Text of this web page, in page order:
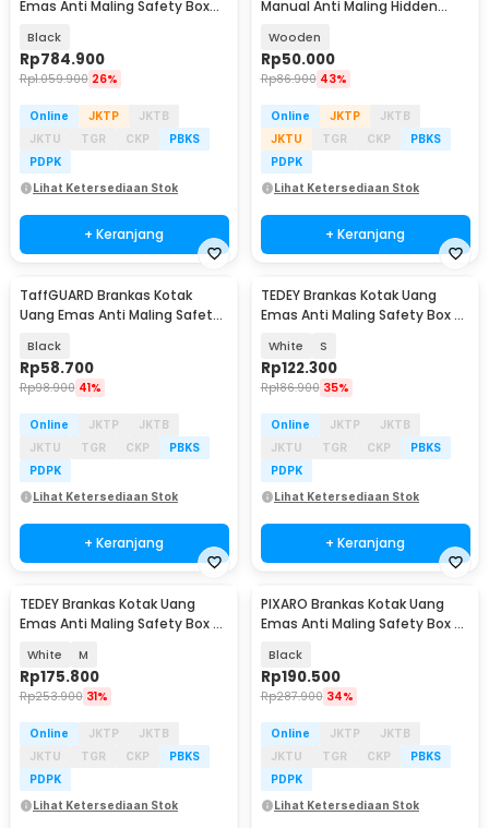
Emas Anti Maling Safety Box
Black
Rp784.900
Rp1.059.900 26%
Online JKTP
JKTB
JKTU
TGR CKP
PBKS
PDPK
Lihat Ketersediaan Stok
+ Keranjang
Manual Anti Maling Hidden
Wooden
Rp50.000
Rp86.900 43%
Online JKTP
JKTB
JKTU
TGR CKP
PBKS
PDPK
Lihat Ketersediaan Stok
+ Keranjang
TaffGUARD Brankas Kotak
Uang Emas Anti Maling Safety
Black
Rp58.700
Rp98.900 41%
Online JKTP
JKTB
JKTU
TGR CKP
PBKS
PDPK
Lihat Ketersediaan Stok
+ Keranjang
TEDEY Brankas Kotak Uang
Emas Anti Maling Safety Box -
White S
Rp122.300
Rp186.900 35%
Online JKTP
JKTB
JKTU
TGR CKP
PBKS
PDPK
Lihat Ketersediaan Stok
+ Keranjang
TEDEY Brankas Kotak Uang
Emas Anti Maling Safety Box -
White M
Rp175.800
Rp253.900 31%
Online JKTP
JKTB
JKTU
TGR CKP
PBKS
PDPK
Lihat Ketersediaan Stok
PIXARO Brankas Kotak Uang
Emas Anti Maling Safety Box -
Black
Rp190.500
Rp287.900 34%
Online JKTP
JKTB
JKTU
TGR CKP
PBKS
PDPK
Lihat Ketersediaan Stok